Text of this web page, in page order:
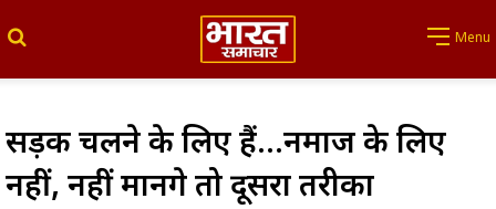
Menu
सड़कें चलने के लिए हैं…नमाज के लिए
नहीं, नहीं मानेंगे तो दूसरा तरीका